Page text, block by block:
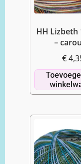
HH Lizbeth
–
€